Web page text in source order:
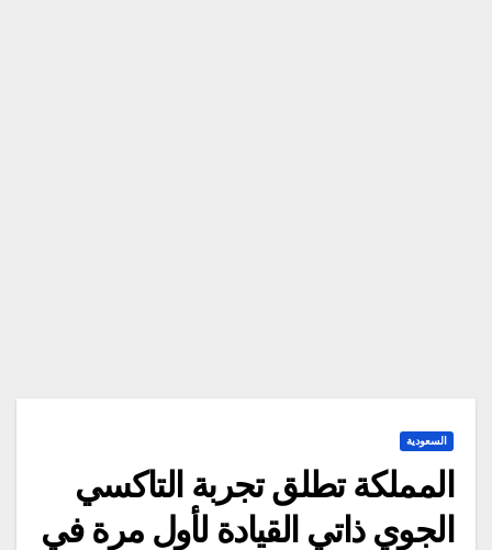
السعودية
المملكة تطلق تجربة التاكسي
الجوي ذاتي القيادة لأول مرة في